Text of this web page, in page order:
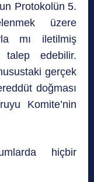
Protokolün 5.
üzere
mı iletilmiş
talep edebilir.
gerçek
doğması
Komite’nin
hiçbir